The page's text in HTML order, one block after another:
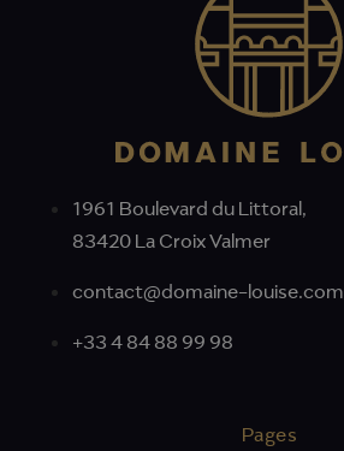
1961 Boulevard du Littoral,
83420 La Croix Valmer
contact@domaine-louise.com
+33 4 84 88 99 98
Pages